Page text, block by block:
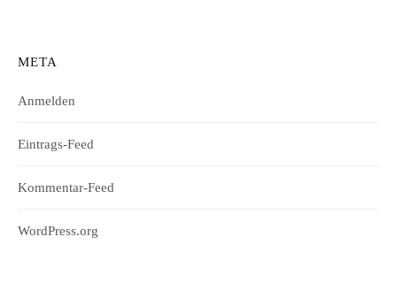
META
Anmelden
Eintrags-Feed
Kommentar-Feed
WordPress.org